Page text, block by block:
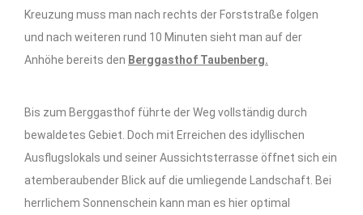
Kreuzung muss man nach rechts der Forststraße folgen
und nach weiteren rund 10 Minuten sieht man auf der
Anhöhe bereits den Berggasthof Taubenberg.
Bis zum Berggasthof führte der Weg vollständig durch
bewaldetes Gebiet. Doch mit Erreichen des idyllischen
Ausflugslokals und seiner Aussichtsterrasse öffnet sich ein
atemberaubender Blick auf die umliegende Landschaft. Bei
herrlichem Sonnenschein kann man es hier optimal